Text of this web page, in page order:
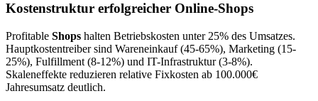
Kostenstruktur erfolgreicher Online-Shops
Profitable Shops halten Betriebskosten unter 25% des Umsatzes.
Hauptkostentreiber sind Wareneinkauf (45-65%), Marketing (15-
25%), Fulfillment (8-12%) und IT-Infrastruktur (3-8%).
Skaleneffekte reduzieren relative Fixkosten ab 100.000€
Jahresumsatz deutlich.